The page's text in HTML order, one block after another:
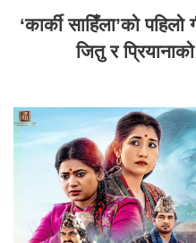
‘कार्की साहिँला’को
जितु र